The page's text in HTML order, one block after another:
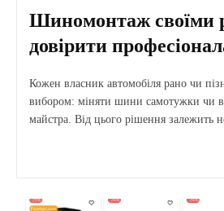
Шиномонтаж своїми
довірити
Кожен власник автомобіля рано чи
вибором: міняти шини самотужки чи
майстра. Від цього рішення залежить